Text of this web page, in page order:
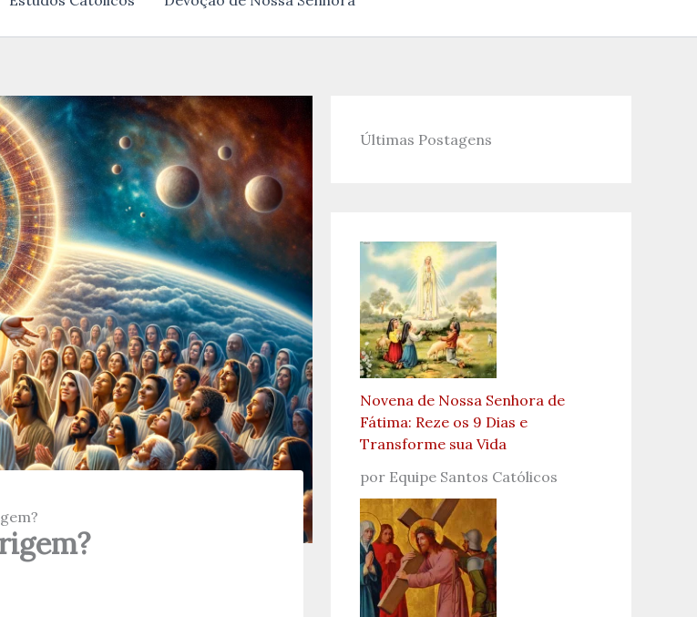
Últimas Postagens
Novena de Nossa Senhora de
Fátima: Reze os 9 Dias e
Transforme sua Vida
por Equipe Santos Católicos